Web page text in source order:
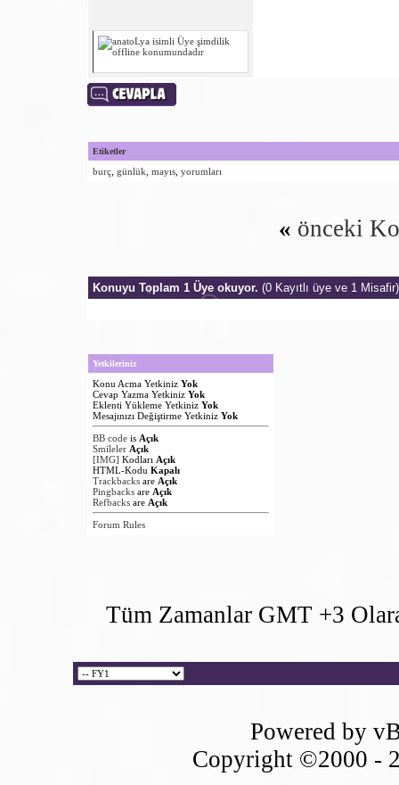
Etiketler
burç günlük mayıs yorumları
« önceki
Konuyu Toplam 1 Üye okuyor. (0 Kayıtlı üye ve 1 Misafir)
Yetkileriniz
Konu Acma Yetkiniz Yok
Cevap Yazma Yetkiniz Yok
Eklenti Yükleme Yetkiniz Yok
Mesajınızı Değiştirme Yetkiniz Yok
BB code is Açık
Smileler Açık
[IMG] Kodları Açık
HTML-Kodu Kapalı
Trackbacks are Açık
Pingbacks are Açık
Refbacks are Açık
Forum Rules
Tüm Zamanlar GMT +3
Powered by
Copyright ©2000 -